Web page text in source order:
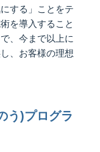
する」ことをテ
を導入すること
、今まで以上に
、お客様の理想
う)プログラ